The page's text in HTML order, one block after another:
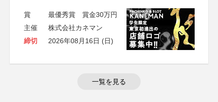
賞
最優秀賞 賞金30万円
主催
株式会社カネマン
締切
2026年08月16日 (日)
一覧を見る